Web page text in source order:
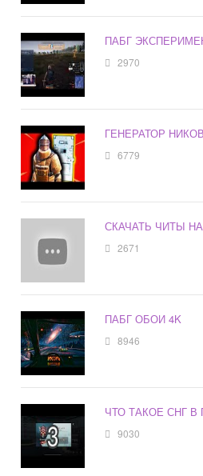
ПАБГ
2970
ГЕНЕРАТОР
6779
СКАЧАТЬ ЧИТЫ
2671
ПАБГ ОБОИ 4K
8946
ЧТО ТАКОЕ СНГ В
9030